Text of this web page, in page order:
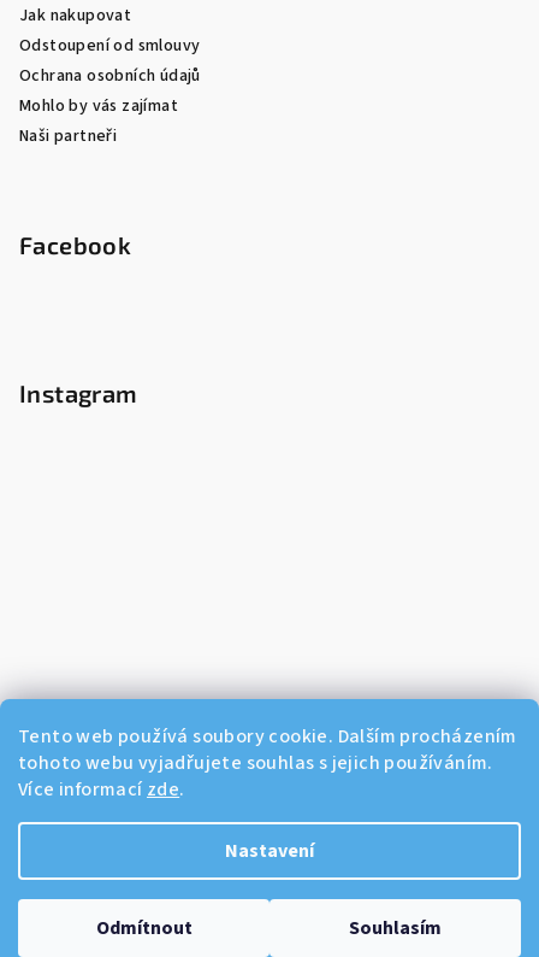
Tento web používá soubory cookie. Dalším procházením
tohoto webu vyjadřujete souhlas s jejich používáním.
Více informací zde.
Nastavení
Odmítnout Souhlasím
Jak nakupovat
Odstoupení od smlouvy
Ochrana osobních údajů
Mohlo by vás zajímat
Naši partneři
Facebook
Instagram
Sledovat na Instagramu